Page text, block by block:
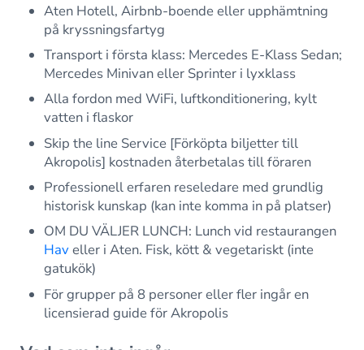
Aten Hotell, Airbnb-boende eller upphämtning
på kryssningsfartyg
Transport i första klass: Mercedes E-Klass Sedan;
Mercedes Minivan eller Sprinter i lyxklass
Alla fordon med WiFi, luftkonditionering, kylt
vatten i flaskor
Skip the line Service [Förköpta biljetter till
Akropolis] kostnaden återbetalas till föraren
Professionell erfaren reseledare med grundlig
historisk kunskap (kan inte komma in på platser)
OM DU VÄLJER LUNCH: Lunch vid restaurangen
Haveller i Aten. Fisk, kött & vegetariskt (inte
gatukök)
För grupper på 8 personer eller fler ingår en
licensierad guide för Akropolis